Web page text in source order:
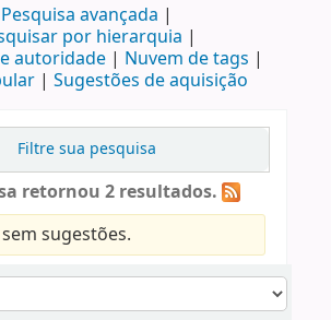
Pesquisa avançada
por hierarquia
autoridade
Nuvem de tags
Sugestões de aquisição
Filtre sua pesquisa
retornou 2 resultados.
sugestões.